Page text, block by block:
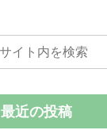
最近の投稿